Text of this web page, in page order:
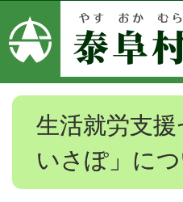
生活就労支
いさぽ」に